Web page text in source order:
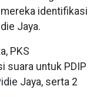
mereka identifikasi
Jaya.
PKS
suara untuk PDIP
Jaya, serta 2